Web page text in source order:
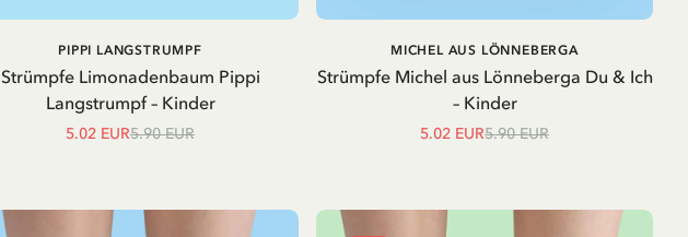
Strümpfe Limonadenbaum Pippi
Langstrumpf – Kinder
PIPPI LANGSTRUMPF
5.02 EUR5.90 EUR
IN DEN
Strümpfe Michel aus Lönneberga Du & Ich
– Kinder
MICHEL AUS LÖNNEBERGA
5.02 EUR5.90 EUR